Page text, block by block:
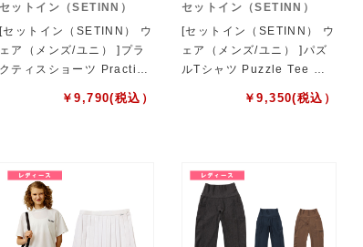
セットイン（SETINN）
[セットイン（SETINN） ウ
ェア（メンズ/ユニ） ]プラ
クティスショーツ Practice
Shorts ユニセックス 26S-
￥9,790(税込）
セットイン（SETINN）
[セットイン（SETINN） ウ
ェア（メンズ/ユニ） ]パズ
ルTシャツ Puzzle Tee ユ
￥9,350(税込）